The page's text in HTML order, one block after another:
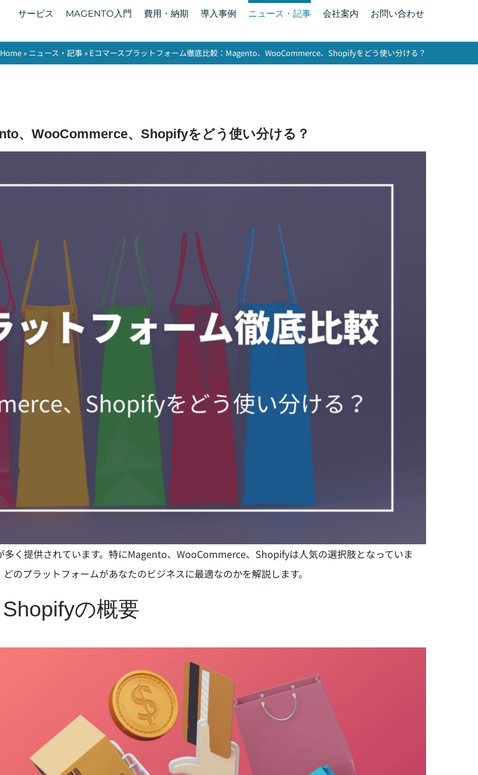
サービス MAGENTO入門 費用・納期 導入事例 ニュース・記事 会社案内 お問い合わせ
Home » ニュース・記事 » Eコマースプラットフォーム徹底比較：Magento、WooCommerce、Shopifyをどう使い分ける？
、WooCommerce、Shopifyをどう使い分ける？
く提供されています。特にMagento、WooCommerce、Shopifyは人気の選択肢となっていま
のプラットフォームがあなたのビジネスに最適なのかを解説します。
の概要